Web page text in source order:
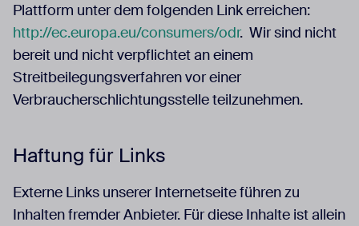
Plattform unter dem folgenden Link erreichen:
http://ec.europa.eu/consumers/odr. Wir sind nicht
bereit und nicht verpflichtet an einem
Streitbeilegungsverfahren vor einer
Verbraucherschlichtungsstelle teilzunehmen.
Haftung für Links
Externe Links unserer Internetseite führen zu
Inhalten fremder Anbieter. Für diese Inhalte ist allein